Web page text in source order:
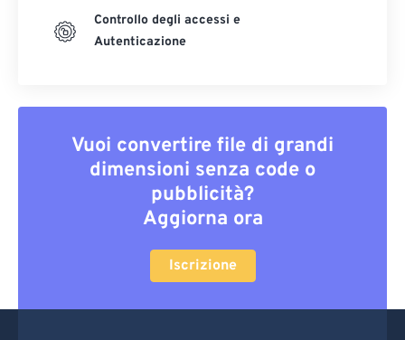
Controllo degli accessi e
Autenticazione
Vuoi convertire file di grandi
dimensioni senza code o
pubblicità?
Aggiorna ora
Iscrizione